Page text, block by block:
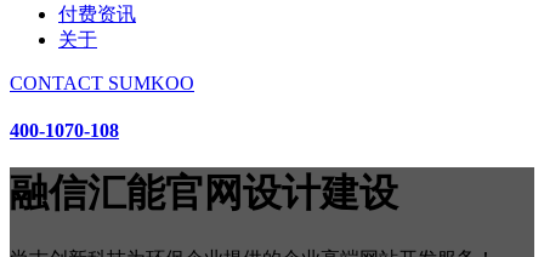
付费资讯
关于
CONTACT SUMKOO
400-1070-108
融信汇能官网设计建设